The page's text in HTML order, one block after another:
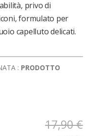
privo di
formulato per
capelluto delicati.
: PRODOTTO
17,90 €